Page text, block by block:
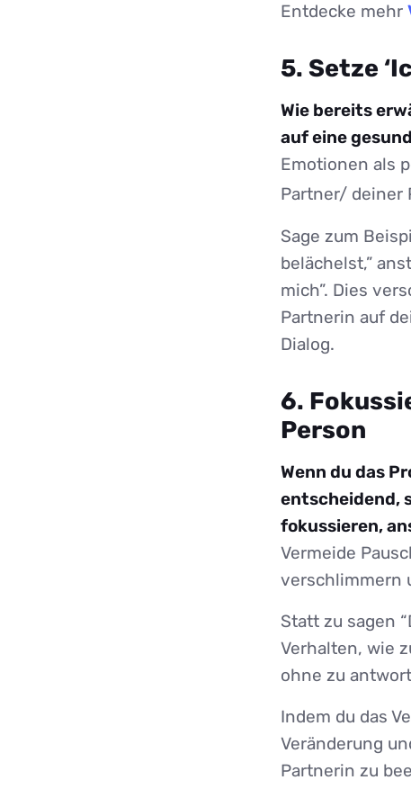
Entdecke mehr
5. Setze
Wie bereits
auf eine
Emotionen als
Partner/ deiner
Sage zum
belächelst,”
mich”. Dies
Partnerin auf
Dialog.
6.
Person
Wenn du das
entscheidend,
fokussieren,
Vermeide
verschlimmern
Statt zu sagen
Verhalten, wie
ohne zu
Indem du das
Veränderung
Partnerin zu